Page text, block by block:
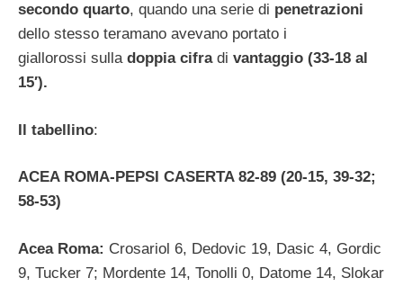
secondo quarto, quando una serie di penetrazioni
dello stesso teramano avevano portato i
giallorossi sulla doppia cifradi vantaggio (33-18 al
15′).
Il tabellino:
ACEA ROMA-PEPSI CASERTA 82-89 (20-15, 39-32;
58-53)
Acea Roma: Crosariol 6, Dedovic 19, Dasic 4, Gordic
9, Tucker 7; Mordente 14, Tonolli 0, Datome 14, Slokar